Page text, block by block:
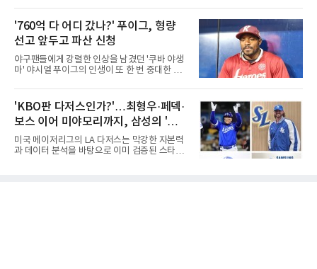
받았으나, 지난해 상금순위 75위에 그쳐 시드순
위전으로 밀렸고 본선에서도 78위에
문으로 향하고 있다. "누가 한국 야구 최초의 명
예의 전당 헌액자가 될 것인가?"현재 가장 많이
거론되는 후보군은 선동열, 최동원, 이승엽, 송
진우, 그리고 김응용 감독이다. 한국 야구의 시
대별 상징성과 업적을 고려하면 충분히 설득력
있는 이름들이다.선동열은 한국 야구가 배출한
최고의 투수로 평가받는다. 해태 시절 통산 146
프로야구에서도 성공하며 한국 선수의 해외 진
출 가능성을 보여준 상징적인 존
'760억 다 어디 갔나?' 푸이그, 형량
선고 앞두고 파산 신청
야구팬들에게 강렬한 인상을 남겼던 '쿠바 야생
마' 야시엘 푸이그의 인생이 또 한 번 중대한 갈
거액을 벌었던 푸이그가 연방 사건 선고를 앞두
고 파산보호를 신청했다.푸이그는 최근 미국 플
로리다 파산 법원에 챕터11 파산보호 신청을 냈
다. 챕터11은 기업이나 개인이 채권자들과 협의
를 통해 재정 구조를 재편할 수 있도록 돕는 제도
다.미 매체들에 따르면 푸이그의 자산 규모는
1000만~5000만 달러(약 146억~730억 원), 부
'KBO판 다저스인가?'…최형우·페덱·
보스 이어 미야모리까지, 삼성의 '스펙
만렙' 승부수
미국 메이저리그의 LA 다저스는 막강한 자본력
과 데이터 분석을 바탕으로 이미 검증된 스타들